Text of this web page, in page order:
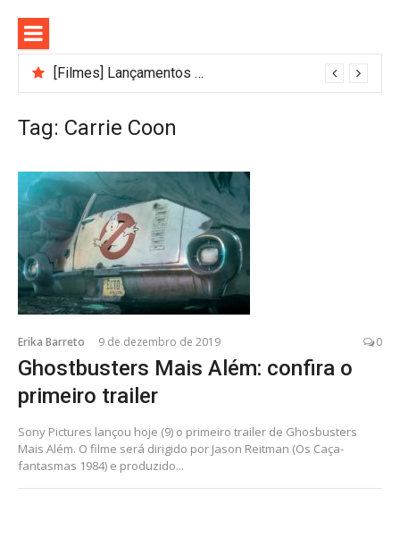
para
conteúdo
[Filmes] Lançamentos de agosto no Adrenalina Pura+ trazem ação e suspense
Tag: Carrie Coon
Erika Barreto 9 de dezembro de 2019 0
Ghostbusters Mais Além: confira o
primeiro trailer
Sony Pictures lançou hoje (9) o primeiro trailer de Ghosbusters
Mais Além. O filme será dirigido por Jason Reitman (Os Caça-
fantasmas 1984) e produzido...